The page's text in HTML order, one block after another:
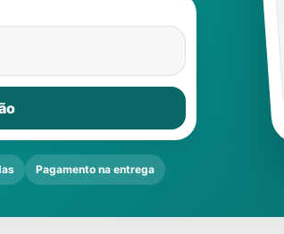
Pagamento na entrega